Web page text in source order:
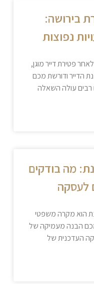
בירושה:
נפוצות
פטירת דייר מוגן,
הדייר ודורשת מכם
רבים עולה השאלה
מה בודקים
לעסקה
הוא מקרה משפטי
הבנה מעמיקה של
העדכנית של